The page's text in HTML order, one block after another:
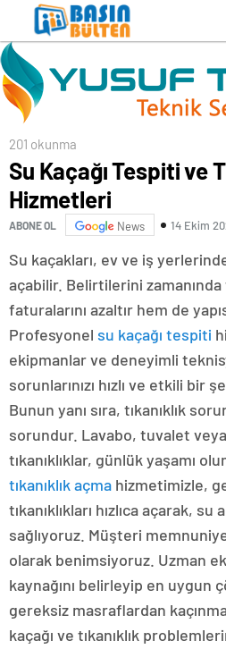
201 okunma
Su Kaçağı Tespiti ve
Hizmetleri
ABONE OL News 14 Ekim
Su kaçakları, ev ve iş
açabilir. Belirtilerini
faturalarını azaltır hem de
Profesyonel su kaçağı tespiti
ekipmanlar ve deneyimli
sorunlarınızı hızlı ve etkili bir
Bunun yanı sıra, tıkanıklık
sorundur. Lavabo, tuvalet
tıkanıklıklar, günlük yaşamı
tıkanıklık açma hizmetimizle,
tıkanıklıkları hızlıca açarak, su
sağlıyoruz. Müşteri
olarak benimsiyoruz. Uzman
kaynağını belirleyip en uygun
gereksiz masraflardan
kaçağı ve tıkanıklık